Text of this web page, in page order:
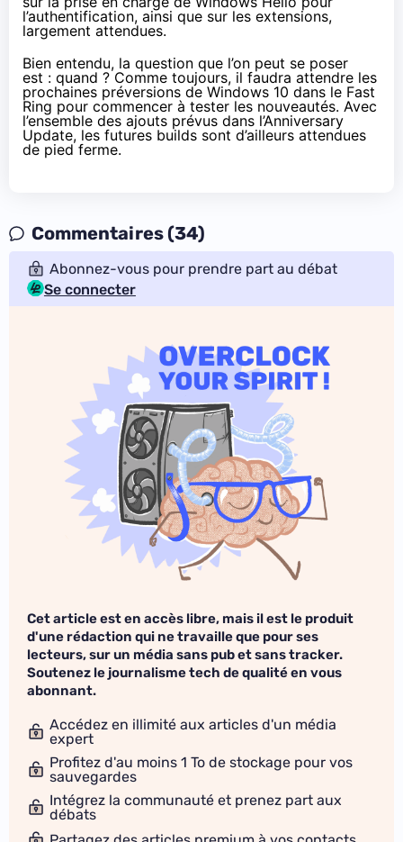
l’authentification, ainsi que sur les extensions,
largement attendues.
Bien entendu, la question que l’on peut se poser
est : quand ? Comme toujours, il faudra attendre les
prochaines préversions de Windows 10 dans le Fast
Ring pour commencer à tester les nouveautés. Avec
l’ensemble des ajouts prévus dans l’Anniversary
Update, les futures builds sont d’ailleurs attendues
de pied ferme.
Commentaires (34)
Abonnez-vous pour prendre part au débat
Se connecter
Cet article est en accès libre, mais il est le produit
d'une rédaction qui ne travaille que pour ses
lecteurs, sur un média sans pub et sans tracker.
Soutenez le journalisme tech de qualité en vous
abonnant.
Accédez en illimité aux articles d'un média
expert
Profitez d'au moins 1 To de stockage pour vos
sauvegardes
Intégrez la communauté et prenez part aux
débats